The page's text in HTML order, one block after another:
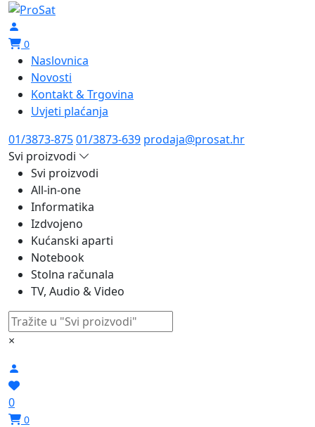
0
Naslovnica
Novosti
Kontakt & Trgovina
Uvjeti plaćanja
01/3873-87501/3873-639 prodaja@prosat.hr
Svi proizvodi
Svi proizvodi
All-in-one
Informatika
Izdvojeno
Kućanski aparti
Notebook
Stolna računala
TV, Audio & Video
×
0
0